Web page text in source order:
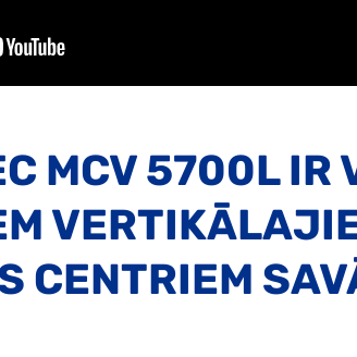
MCV 5700L IR
CENTRIEM